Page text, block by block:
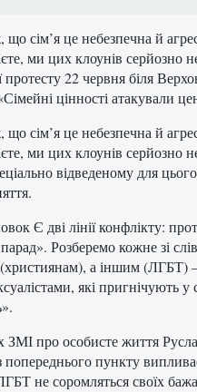
сім’я це небезпечна й
ми цих клоунів серйозно
22 червня біля
цінності атакували
сім’я це небезпечна й
ми цих клоунів
відведеному для
Є дві лінії конфлікту:
Розберемо кожне зі
а іншим (ЛГБТ)
які пригнічують
про особисте життя
пункту
не соромляться своїх